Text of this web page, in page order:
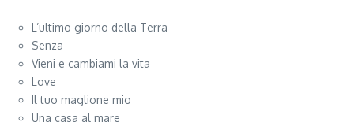
L’ultimo giorno della Terra
Senza
Vieni e cambiami la vita
Love
Il tuo maglione mio
Una casa al mare